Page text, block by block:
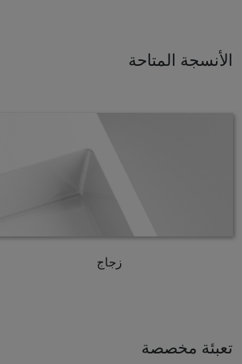
الأنسجة المتاحة
زجاج
تعبئة مخصصة